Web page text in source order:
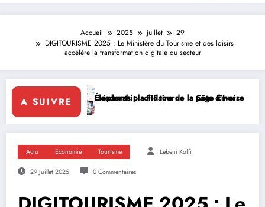
Accueil 2025 juillet
29
DIGITOURISME 2025 : Le Ministère du Tourisme et des loisirs
accélère la transformation digitale du secteur
A SUIVREsolidaire de la Côte d’Ivoire en Afrique
Éléphants : la FIF tourne la page Emerse Faé Diplomatie
Actu Economie Tourisme Lebeni Koffi
29 Juillet 2025 0 Commentaires